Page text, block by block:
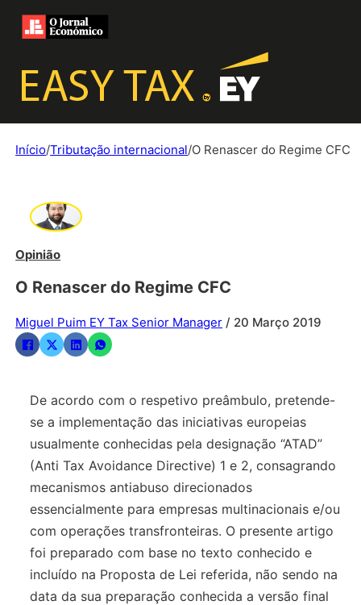
Início/Tributação internacional/O Renascer do Regime CFC
Opinião
O Renascer do Regime CFC
Miguel Puim EY Tax Senior Manager / 20 Março 2019
De acordo com o respetivo preâmbulo, pretende-
se a implementação das iniciativas europeias
usualmente conhecidas pela designação “ATAD”
(Anti Tax Avoidance Directive) 1 e 2, consagrando
mecanismos antiabuso direcionados
essencialmente para empresas multinacionais e/ou
com operações transfronteiras. O presente artigo
foi preparado com base no texto conhecido e
incluído na Proposta de Lei referida, não sendo na
data da sua preparação conhecida a versão final